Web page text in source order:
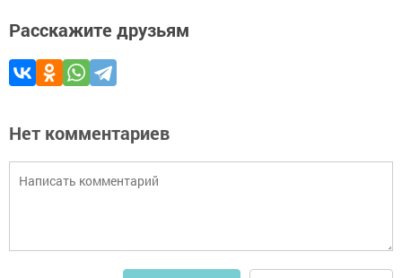
Расскажите друзьям
Нет комментариев